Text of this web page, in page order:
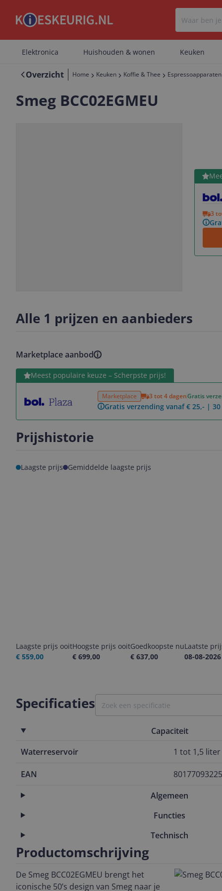
Elektronica Huishouden & wonen Keuken
Overzicht Home Keuken Koffie & Thee Espressoapparaten
Smeg BCC02EGMEU
3
Bekijk
Alle 1 prijzen en aanbieders
Marketplace aanbod
Meest populaire keuze – Scherpste prijs!
Marketplace 3 tot 4 dagenGratis
Gratis verzending vanaf € 25,- |
Bekijk product
Prijshistorie
Laagste prijs Gemiddelde laagste prijs
Laagste prijs ooit
€ 559,00
Hoogste prijs ooit
€ 699,00
Goedkoopste nu
€ 637,00
Laatste
08-08-2026
Specificaties
Capaciteit
Waterreservoir
1 tot 1,5 liter
EAN
Algemeen
Functies
Technisch
Productomschrijving
De Smeg BCC02EGMEU brengt het
iconische 50’s design van Smeg naar je